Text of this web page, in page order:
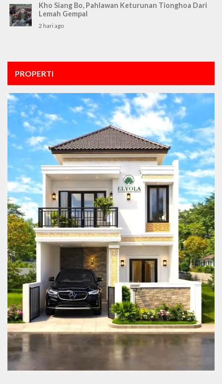
Kho Siang Bo, Pahlawan Keturunan Tionghoa Dari
Lemah Gempal
2 hari ago
PROPERTI